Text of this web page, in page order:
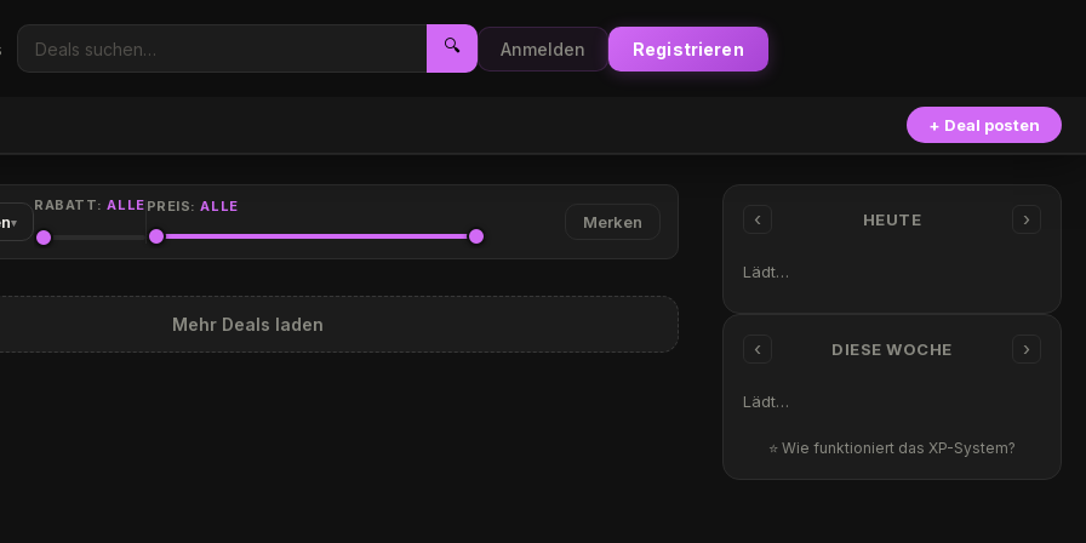
🔍 Anmelden Registrieren
+ Deal posten
▾
RABATT:ALLE PREIS:ALLE
Merken
Mehr Deals laden
‹ HEUTE ›
Lädt…
‹ DIESE WOCHE ›
Lädt…
⭐ Wie funktioniert das XP-System?